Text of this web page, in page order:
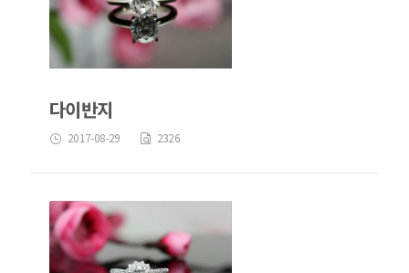
다이반지
2017-08-29 2326